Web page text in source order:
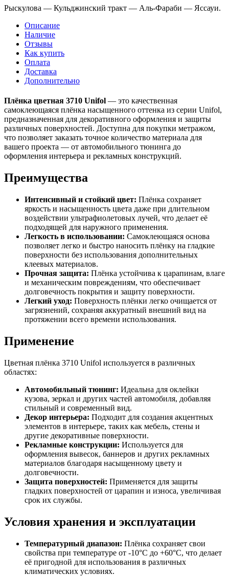
Рыскулова — Кульджинский тракт — Аль-Фараби — Яссауи.
Описание
Наличие
Отзывы
Как купить
Оплата
Доставка
Дополнительно
Плёнка цветная 3710 Unifol — это качественная
самоклеющаяся плёнка насыщенного оттенка из серии Unifol,
предназначенная для декоративного оформления и защиты
различных поверхностей. Доступна для покупки метражом,
что позволяет заказать точное количество материала для
вашего проекта — от автомобильного тюнинга до
оформления интерьера и рекламных конструкций.
Преимущества
Интенсивный и стойкий цвет: Плёнка сохраняет
яркость и насыщенность цвета даже при длительном
воздействии ультрафиолетовых лучей, что делает её
подходящей для наружного применения.
Легкость в использовании: Самоклеющаяся основа
позволяет легко и быстро наносить плёнку на гладкие
поверхности без использования дополнительных
клеевых материалов.
Прочная защита: Плёнка устойчива к царапинам, влаге
и механическим повреждениям, что обеспечивает
долговечность покрытия и защиту поверхности.
Легкий уход: Поверхность плёнки легко очищается от
загрязнений, сохраняя аккуратный внешний вид на
протяжении всего времени использования.
Применение
Цветная плёнка 3710 Unifol используется в различных
областях:
Автомобильный тюнинг: Идеальна для оклейки
кузова, зеркал и других частей автомобиля, добавляя
стильный и современный вид.
Декор интерьера: Подходит для создания акцентных
элементов в интерьере, таких как мебель, стены и
другие декоративные поверхности.
Рекламные конструкции: Используется для
оформления вывесок, баннеров и других рекламных
материалов благодаря насыщенному цвету и
долговечности.
Защита поверхностей: Применяется для защиты
гладких поверхностей от царапин и износа, увеличивая
срок их службы.
Условия хранения и эксплуатации
Температурный диапазон: Плёнка сохраняет свои
свойства при температуре от -10°C до +60°C, что делает
её пригодной для использования в различных
климатических условиях.